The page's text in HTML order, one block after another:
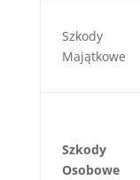
Szkody
Majątkowe
Szkody
Osobowe